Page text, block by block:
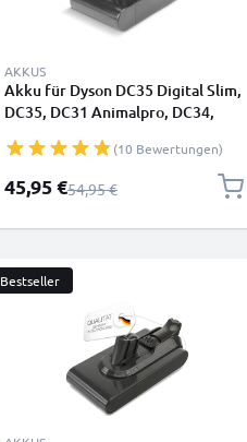
AKKUS
Akku für Dyson DC35 Digital Slim,
DC35, DC31 Animalpro, DC34,
(Dyson 917083-07) (22.2V,
1500mAh) - Nur Passend für Typ A
- Einsteckbarer Akku - von
(10 Bewertungen)
Sonderpreis
45,95 €Regulärer Preis
54,95 €
Bestseller